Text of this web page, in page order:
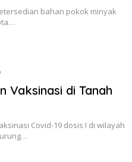
bahan pokok minyak
Vaksinasi di Tanah
Covid-19 dosis I di wilayah